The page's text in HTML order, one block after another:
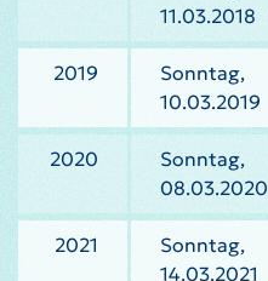
11.03.2018
2019
Sonntag,
10.03.2019
2020
Sonntag,
08.03.2020
2021
Sonntag,
14.03.2021